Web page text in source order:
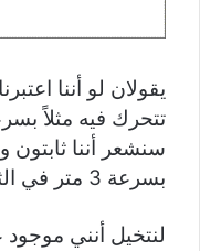
يقولان لو أننا
سنشعر أننا
بسرعة 3 متر في الثانية.
لنتخيل أنني